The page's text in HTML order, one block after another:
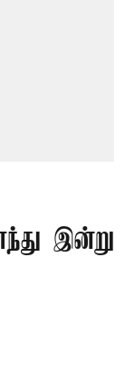
இன்று